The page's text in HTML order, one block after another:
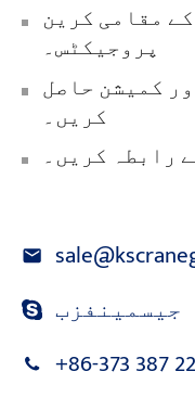
مقامی کرین
پروجیکٹس۔
کمیشن حاصل
کریں۔
رابطہ کریں۔
جیسمینفزب
+86-373 387